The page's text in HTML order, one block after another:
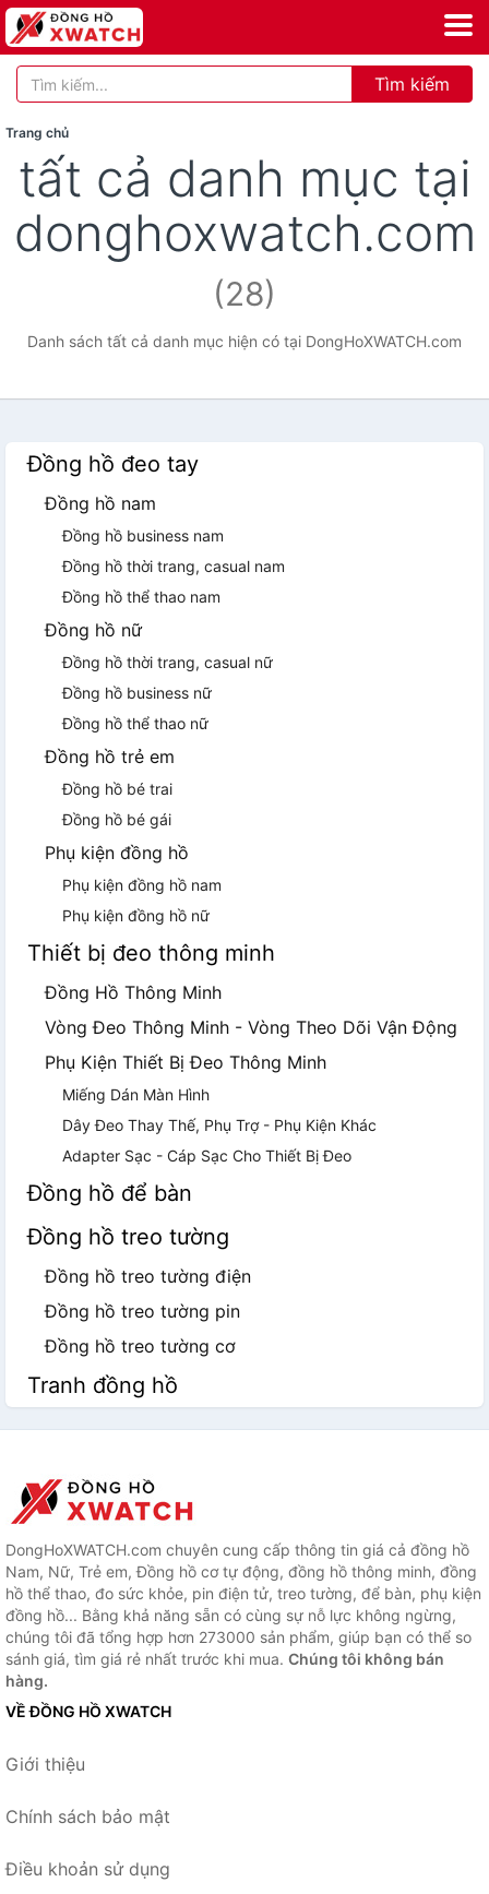
Tìm kiếm
Trang chủ
tất cả danh mục tại
donghoxwatch.com
(28)
Danh sách tất cả danh mục hiện có tại DongHoXWATCH.com
Đồng hồ đeo tay
Đồng hồ nam
Đồng hồ business nam
Đồng hồ thời trang, casual nam
Đồng hồ thể thao nam
Đồng hồ nữ
Đồng hồ thời trang, casual nữ
Đồng hồ business nữ
Đồng hồ thể thao nữ
Đồng hồ trẻ em
Đồng hồ bé trai
Đồng hồ bé gái
Phụ kiện đồng hồ
Phụ kiện đồng hồ nam
Phụ kiện đồng hồ nữ
Thiết bị đeo thông minh
Đồng Hồ Thông Minh
Vòng Đeo Thông Minh - Vòng Theo Dõi Vận Động
Phụ Kiện Thiết Bị Đeo Thông Minh
Miếng Dán Màn Hình
Dây Đeo Thay Thế, Phụ Trợ - Phụ Kiện Khác
Adapter Sạc - Cáp Sạc Cho Thiết Bị Đeo
Đồng hồ để bàn
Đồng hồ treo tường
Đồng hồ treo tường điện
Đồng hồ treo tường pin
Đồng hồ treo tường cơ
Tranh đồng hồ
DongHoXWATCH.com chuyên cung cấp thông tin giá cả đồng hồ
Nam, Nữ, Trẻ em, Đồng hồ cơ tự động, đồng hồ thông minh, đồng
hồ thể thao, đo sức khỏe, pin điện tử, treo tường, để bàn, phụ kiện
đồng hồ... Bằng khả năng sẵn có cùng sự nỗ lực không ngừng,
chúng tôi đã tổng hợp hơn 273000 sản phẩm, giúp bạn có thể so
sánh giá, tìm giá rẻ nhất trước khi mua. Chúng tôi không bán
hàng.
VỀ ĐỒNG HỒ XWATCH
Giới thiệu
Chính sách bảo mật
Điều khoản sử dụng